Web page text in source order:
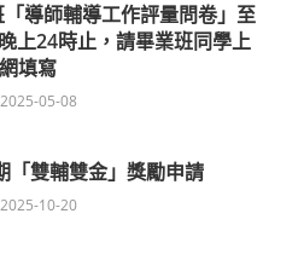
導師輔導工作評量問卷」至
上24時止，請畢業班同學上
網填寫
2025-05-08
「雙輔雙金」獎勵申請
2025-10-20